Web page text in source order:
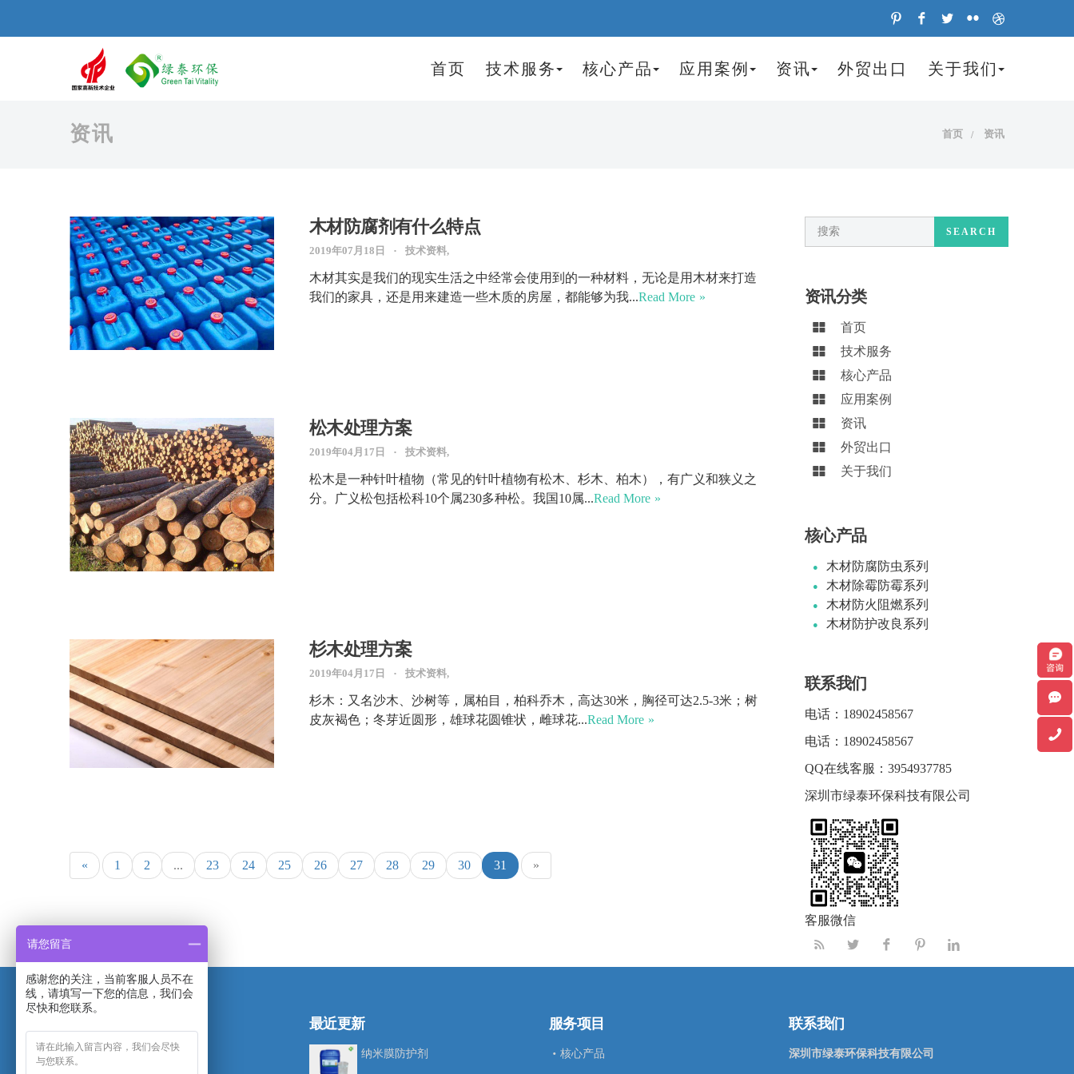
首页 技术服务 核心产品 应用案例 资讯 外贸出口 关于我们
资讯 首页 资讯
木材防腐剂有什么特点
2019年07月18日 技术资料,
木材其实是我们的现实生活之中经常会使用到的一种材料，无论是用木材来打造
我们的家具，还是用来建造一些木质的房屋，都能够为我...Read More
松木处理方案
2019年04月17日 技术资料,
松木是一种针叶植物（常见的针叶植物有松木、杉木、柏木），有广义和狭义之
分。广义松包括松科10个属230多种松。我国10属...Read More
杉木处理方案
2019年04月17日 技术资料,
杉木：又名沙木、沙树等，属柏目，柏科乔木，高达30米，胸径可达2.5-3米；树
皮灰褐色；冬芽近圆形，雄球花圆锥状，雌球花...Read More
« 1 2 ... 23 24 25 26 27 28 29 30 31 »
SEARCH
资讯分类
首页
技术服务
核心产品
应用案例
资讯
外贸出口
关于我们
核心产品
木材防腐防虫系列
木材除霉防霉系列
木材防火阻燃系列
木材防护改良系列
联系我们
电话： 18902458567
电话： 18902458567
QQ在线客服： 3954937785
深圳市绿泰环保科技有限公司
客服微信
最近更新
纳米膜防护剂
服务项目
核心产品
联系我们
深圳市绿泰环保科技有限公司
请您留言
感谢您的关注，当前客服人员不在
线，请填写一下您的信息，我们会
尽快和您联系。